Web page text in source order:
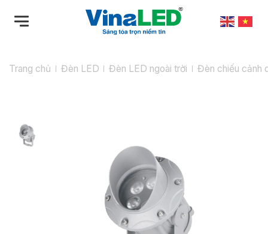
qua
dungTrang chủ Đèn LED Đèn LED ngoài trời Đèn chiếu cảnh